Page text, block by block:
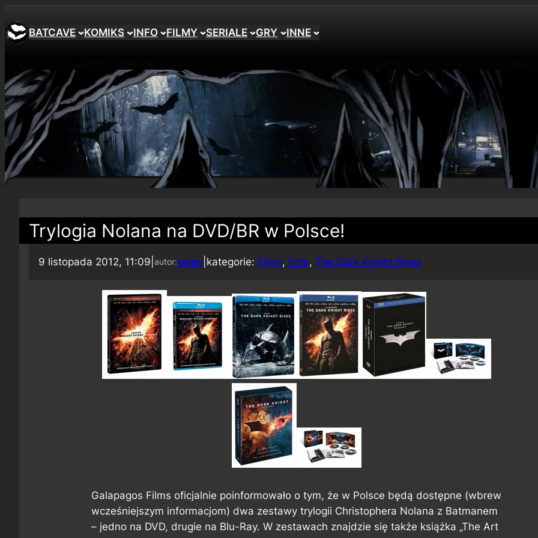
BATCAVE KOMIKS INFO FILMY SERIALE GRY INNE
Trylogia Nolana na DVD/BR w Polsce!
9 listopada 2012, 11:09 autor:kelen kategorie: Filmy, Foto, The Dark Knight Rises
Galapagos Films oficjalnie poinformowało o tym, że w Polsce będą dostępne (wbrew
wcześniejszym informacjom) dwa zestawy trylogii Christophera Nolana z Batmanem
– jedno na DVD, drugie na Blu-Ray. W zestawach znajdzie się także książka „The Art